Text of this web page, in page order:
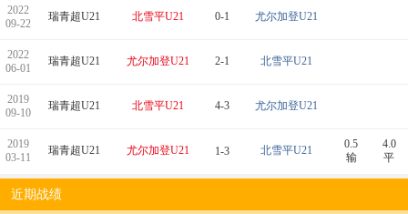
2022
09-22
瑞青超U21 北雪平U21 0-1 尤尔加登U21
2022
06-01
瑞青超U21 尤尔加登U21 2-1 北雪平U21
2019
09-10
瑞青超U21 北雪平U21 4-3 尤尔加登U21
2019
03-11
瑞青超U21 尤尔加登U21 1-3 北雪平U21
0.5
输
4.0
平
近期战绩